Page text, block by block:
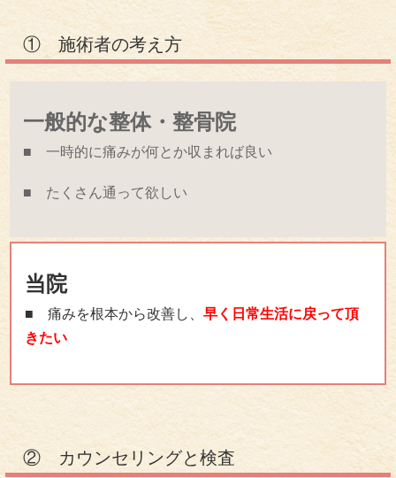
① 施術者の考え方
一般的な整体・整骨院
■ 一時的に痛みが何とか収まれば良い
■ たくさん通って欲しい
当院
■ 痛みを根本から改善し、 早く日常生活に戻って頂
きたい
② カウンセリングと検査